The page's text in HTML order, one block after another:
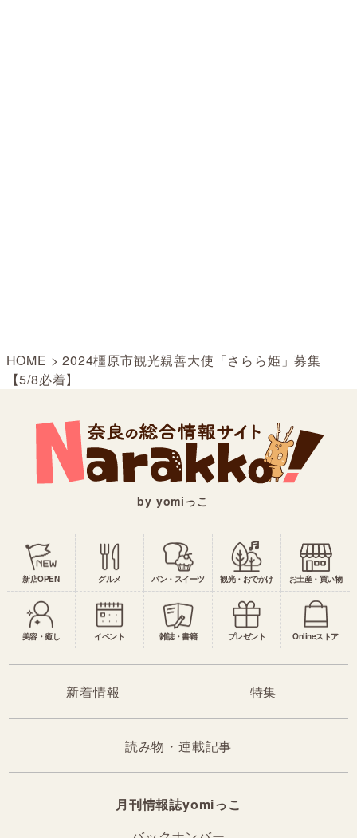
HOME >2024橿原市観光親善大使「さらら姫」募集
【5/8必着】
by yomiっこ
新店OPEN グルメ パン・スイーツ 観光・おでかけ お土産・買い物
美容・癒し イベント 雑誌・書籍 プレゼント Onlineストア
新着情報 特集
読み物・連載記事
月刊情報誌yomiっこ